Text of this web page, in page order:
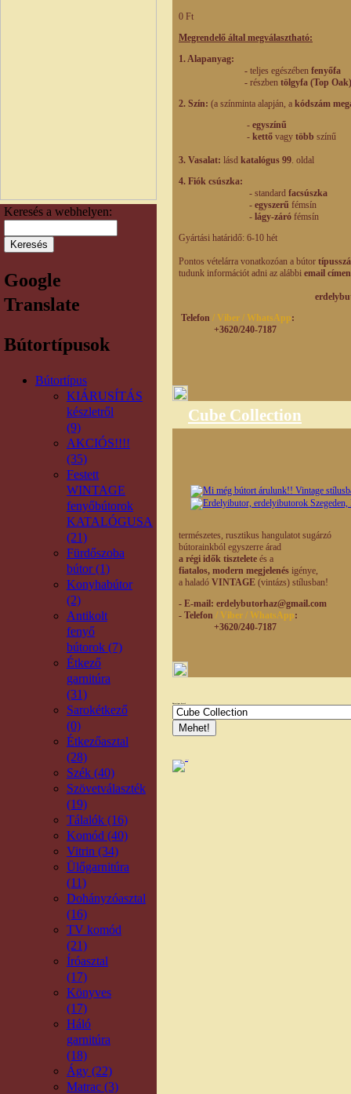
Keresés a webhelyen:
Google
Translate
Bútortípusok
Bútortípus
KIÁRUSÍTÁS
készletről
(9)
AKCIÓS!!!!
(35)
Festett
WINTAGE
fenyőbútorok
KATALÓGUSA
(21)
Fürdőszoba
bútor (1)
Konyhabútor
(2)
Antikolt
fenyő
bútorok (7)
Étkező
garnitúra
(31)
Sarokétkező
(0)
Étkezőasztal
(28)
Szék (40)
Szövetválaszték
(19)
Tálalók (16)
Komód (40)
Vitrin (34)
Ülőgarnitúra
(11)
Dohányzóasztal
(16)
TV komód
(21)
Íróasztal
(17)
Könyves
(17)
Háló
garnitúra
(18)
Ágy (22)
Matrac (3)
0 Ft
Megrendelő által megválasztható:
1. Alapanyag:
- teljes egészében fenyőfa
- részben tölgyfa (Top
2. Szín: (a színminta alapján, a kódszám
- egyszínű
- kettő vagy több színű
3. Vasalat: lásd katalógus 99. oldal
4. Fiók csúszka:
- standard facsúszka
- egyszerű fémsín
- lágy-záró fémsín
Gyártási határidő: 6-10 hét
Pontos vételárra vonatkozóan a bútor
tudunk információt adni az alábbi email
Telefon / Viber / WhatsApp:
+3620/240-7187
Cube Collection
természetes, rusztikus hangulatot sugárzó
bútorainkból egyszerre árad
a régi idők tisztelete és a
fiatalos, modern megjelenés igénye,
a haladó VINTAGE (vintázs) stílusban!
- E-mail: erdelybutorhaz@gmail.com
- Telefon / Viber / WhatsApp:
+3620/240-7187